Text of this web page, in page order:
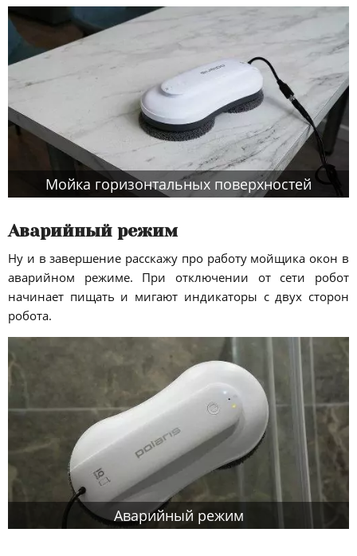
Мойка горизонтальных поверхностей
Аварийный режим
Ну и в завершение расскажу про работу мойщика окон в
аварийном режиме. При отключении от сети робот
начинает пищать и мигают индикаторы с двух сторон
робота.
Аварийный режим